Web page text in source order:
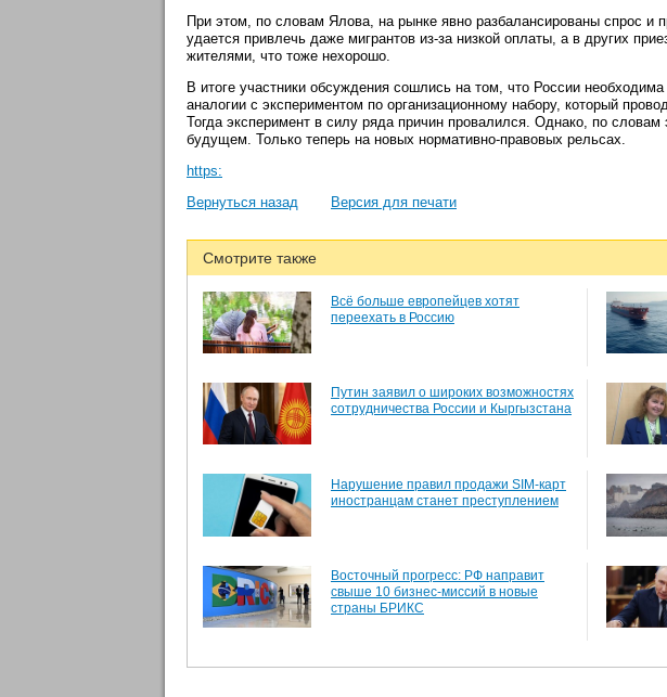
При этом, по словам Ялова, на рынке явно разбалансированы спрос и
удается привлечь даже мигрантов из-за низкой оплаты, а в других
жителями, что тоже нехорошо.
В итоге участники обсуждения сошлись на том, что России
аналогии с экспериментом по организационному набору, который
Тогда эксперимент в силу ряда причин провалился. Однако, по
будущем. Только теперь на новых нормативно-правовых рельсах.
https:
Вернуться назад
Версия для печати
Смотрите также
Всё больше европейцев хотят
переехать в Россию
Путин заявил о широких возможностях
сотрудничества России и Кыргызстана
Нарушение правил продажи SIM-карт
иностранцам станет преступлением
Восточный прогресс: РФ направит
свыше 10 бизнес-миссий в новые
страны БРИКС